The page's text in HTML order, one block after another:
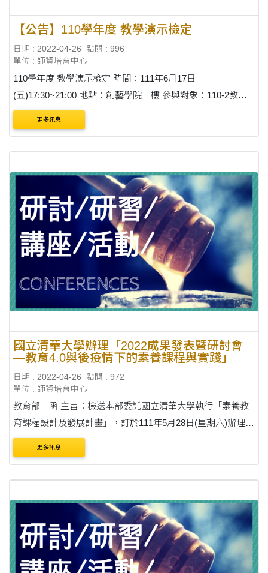
【公告】110學年度 教學演示檢定
日期 : 2022-04-26
點閱 : 996
單位 : 師資培育中心
110學年度 教學演示檢定 時間：111年6月17日
(五)17:30~21:00 地點：創藝學院二樓 參與對象：110-2教學
實習課全體師資生 ● 教學演示檢定 由師資生自行選擇教學單
元提供教學教案（15分鐘課程內容的詳案）， &....
更多訊息
國立清華大學辦理「2022成果發表暨研討會
—教育4.0與後疫情下的素養課程與實踐」
日期 : 2022-04-26
點閱 : 972
單位 : 師資培育中心
教育部 函 主旨：檢送本部委託國立清華大學執行「素養教
育課程設計及發展計畫」，訂於111年5月28日(星期六)辦理
「2022成果發表暨研討會—教育4.0與後疫情下的素養課程與
更多訊息